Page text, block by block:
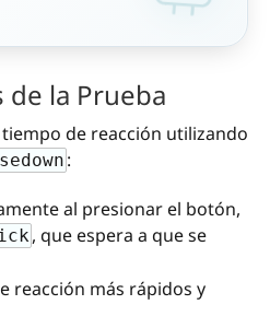
de la Prueba
de reacción utilizando
:
al presionar el botón,
, que espera a que se
reacción más rápidos y